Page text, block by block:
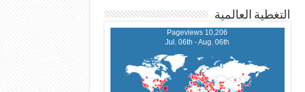
التغطية العالمية
10,206 Pageviews
Jul. 06th - Aug. 06th